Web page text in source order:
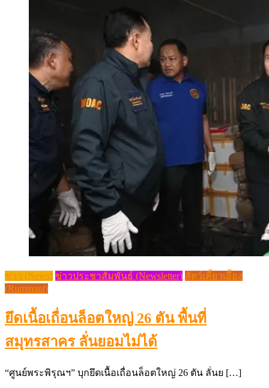
ข่าว (News) ข่าวประชาสัมพันธ์ (Newsletter) สัตว์เคี้ยวเอื้อง
(Ruminant)
ยึดเนื้อเถื่อนล็อตใหญ่ 26 ตัน พื้นที่
สมุทรสาคร ลั่นยอมไม่ได้
“ศูนย์พระพิรุณฯ” บุกยึดเนื้อเถื่อนล็อตใหญ่ 26 ตัน ลั่นย […]